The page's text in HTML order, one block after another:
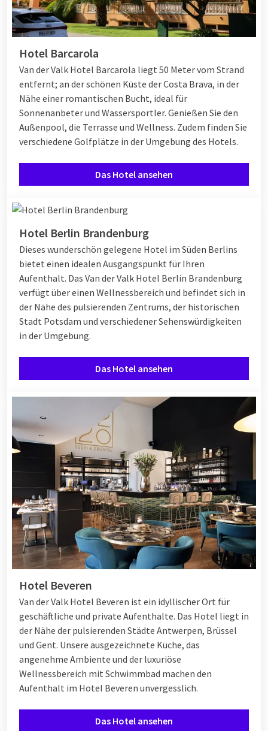
Hotel Barcarola
Van der Valk Hotel Barcarola liegt 50 Meter vom Strand
entfernt; an der schönen Küste der Costa Brava, in der
Nähe einer romantischen Bucht, ideal für
Sonnenanbeter und Wassersportler. Genießen Sie den
Außenpool, die Terrasse und Wellness. Zudem finden Sie
verschiedene Golfplätze in der Umgebung des Hotels.
Das Hotel ansehen
Hotel Berlin Brandenburg
Dieses wunderschön gelegene Hotel im Süden Berlins
bietet einen idealen Ausgangspunkt für Ihren
Aufenthalt. Das Van der Valk Hotel Berlin Brandenburg
verfügt über einen Wellnessbereich und befindet sich in
der Nähe des pulsierenden Zentrums, der historischen
Stadt Potsdam und verschiedener Sehenswürdigkeiten
in der Umgebung.
Das Hotel ansehen
Hotel Beveren
Van der Valk Hotel Beveren ist ein idyllischer Ort für
geschäftliche und private Aufenthalte. Das Hotel liegt in
der Nähe der pulsierenden Städte Antwerpen, Brüssel
und Gent. Unsere ausgezeichnete Küche, das
angenehme Ambiente und der luxuriöse
Wellnessbereich mit Schwimmbad machen den
Aufenthalt im Hotel Beveren unvergesslich.
Das Hotel ansehen